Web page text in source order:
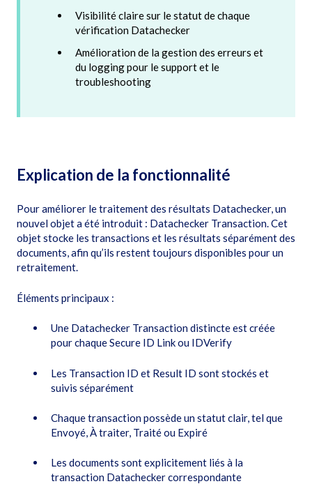
Visibilité claire sur le statut de chaque
vérification Datachecker
Amélioration de la gestion des erreurs et
du logging pour le support et le
troubleshooting
Explication de la fonctionnalité
Pour améliorer le traitement des résultats Datachecker, un
nouvel objet a été introduit : Datachecker Transaction. Cet
objet stocke les transactions et les résultats séparément des
documents, afin qu’ils restent toujours disponibles pour un
retraitement.
Éléments principaux :
Une Datachecker Transaction distincte est créée
pour chaque Secure ID Link ou IDVerify
Les Transaction ID et Result ID sont stockés et
suivis séparément
Chaque transaction possède un statut clair, tel que
Envoyé, À traiter, Traité ou Expiré
Les documents sont explicitement liés à la
transaction Datachecker correspondante